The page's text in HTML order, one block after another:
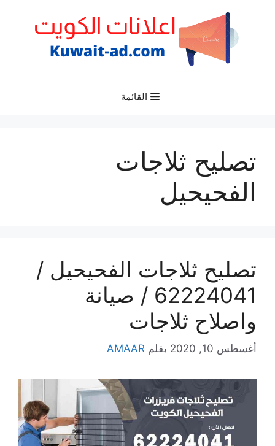
القائمة
تصليح ثلاجات
الفحيحيل
تصليح ثلاجات الفحيحيل /
62224041 / صيانة
واصلاح ثلاجات
أغسطس 10, 2020 بقلم AMAAR